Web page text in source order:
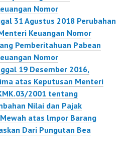
Nomor
31 Agustus 2018 Perubahan
Keuangan Nomor
Pemberitahuan Pabean
Nomor
19 Desember 2016,
atas Keputusan Menteri
2001 tentang
Nilai dan Pajak
atas lmpor Barang
Dari Pungutan Bea